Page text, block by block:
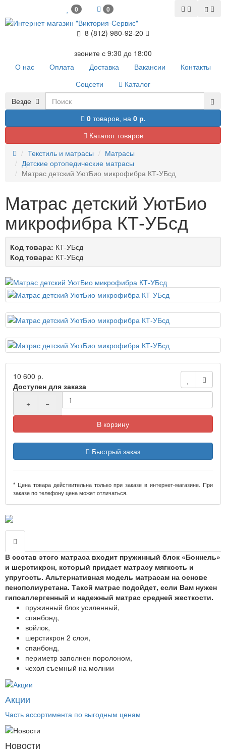
0 0
8 (812) 980-92-20
звоните с 9:30 до 18:00
О нас
Оплата Доставка Вакансии
Контакты
Соцсети
Каталог
Везде
0товаров, на 0 р.
Каталог товаров
Текстиль и матрасы
Матрасы
Детские ортопедические матрасы
Матрас детский УютБио микрофибра КТ-УБсд
Матрас детский УютБио
микрофибра КТ-УБсд
Код товара: КТ-УБсд
Код товара: КТ-УБсд
10 600 р.
Доступен для заказа
+
−
В корзину
Быстрый заказ
* Цена товара действительна только при заказе в интернет-магазине. При
заказе по телефону цена может отличаться.
В состав этого матраса входит пружинный блок «Боннель»
и шерстикрон, который придает матрасу мягкость и
упругость. Альтернативная модель матрасам на основе
пенополиуретана. Такой матрас подойдет, если Вам нужен
гипоаллергенный и надежный матрас средней жесткости.
пружинный блок усиленный,
спанбонд,
войлок,
шерстикрон 2 слоя,
спанбонд,
периметр заполнен поролоном,
чехол съемный на молнии
Акции
Часть ассортимента по выгодным ценам
Новости